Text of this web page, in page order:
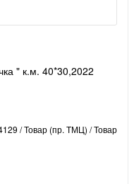
" к.м. 40*30,2022
/ Товар (пр. ТМЦ) / Товар